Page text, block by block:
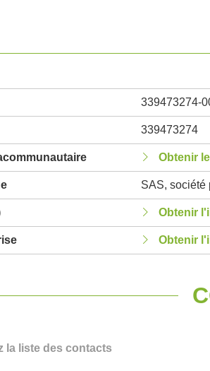
339473274-
339473274
Obtenir
SAS, société
Obtenir
Obtenir
la liste des contacts